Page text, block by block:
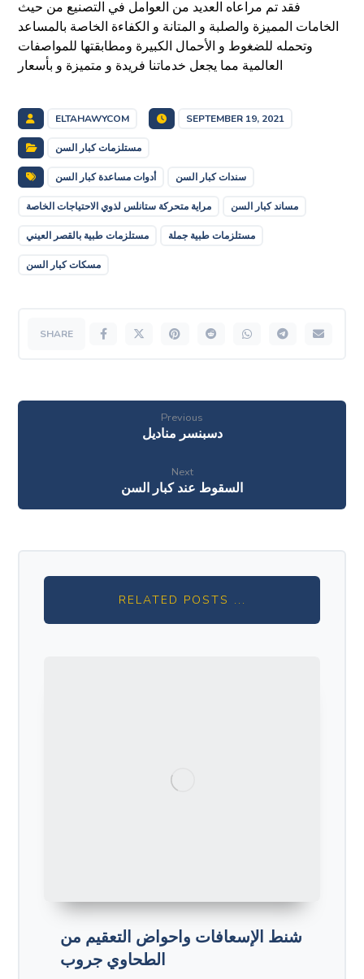
فقد تم مراعاه العديد من العوامل في التصنيع من حيث
الخامات المميزة والصلبة و المتانة و الكفاءة الخاصة بالمساعد
وتحمله للضغوط و الأحمال الكبيرة ومطابقتها للمواصفات
العالمية مما يجعل خدماتنا فريدة و متميزة و بأسعار
ELTAHAWYCOM SEPTEMBER 19, 2021
مستلزمات كبار السن
أدوات مساعدة كبار السن سندات كبار السن
مراية متحركة ستانلس لذوي الاحتياجات الخاصة مساند كبار السن
مستلزمات طبية بالقصر العيني مستلزمات طبية جملة
مسكات كبار السن
Previous
دسبنسر مناديل
Next
السقوط عند كبار السن
RELATED POSTS ...
شنط الإسعافات واحواض التعقيم من
الطحاوي جروب